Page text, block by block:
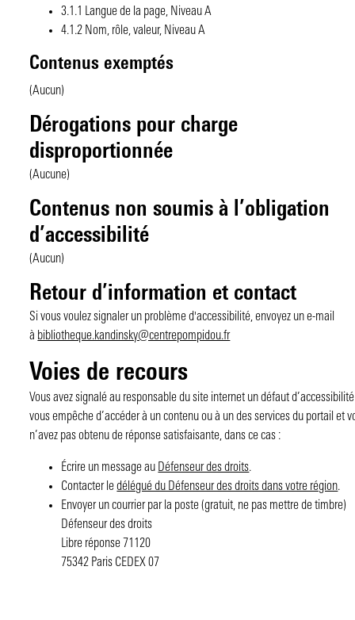
3.1.1 Langue de la page, Niveau A
4.1.2 Nom, rôle, valeur, Niveau A
Contenus exemptés
(Aucun)
Dérogations pour charge
disproportionnée
(Aucune)
Contenus non soumis à l’obligation
d’accessibilité
(Aucun)
Retour d’information et contact
Si vous voulez signaler un problème d'accessibilité, envoyez un e-mail
à bibliotheque.kandinsky@centrepompidou.fr
Voies de recours
Vous avez signalé au responsable du site internet un défaut
vous empêche d’accéder à un contenu ou à un des services du portail et
n’avez pas obtenu de réponse satisfaisante, dans ce cas :
Écrire un message au Défenseur des droits.
Contacter ledélégué du Défenseur des droits dans votre région.
Envoyer un courrier par la poste (gratuit, ne pas mettre de timbre)
Défenseur des droits
Libre réponse 71120
75342 Paris CEDEX 07